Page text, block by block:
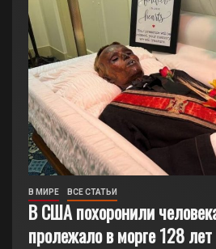
В МИРЕ ВСЕ СТАТЬИ
В США похоронили
пролежало в морге 128 лет